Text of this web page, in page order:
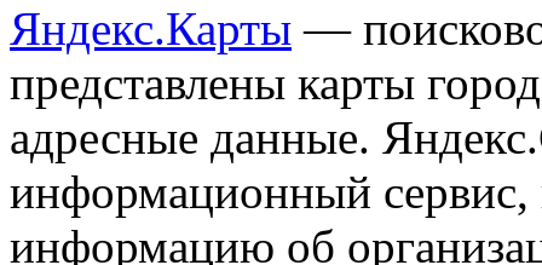
Яндекс.Карты —
представлены карты
адресные данные.
информационный
информацию об